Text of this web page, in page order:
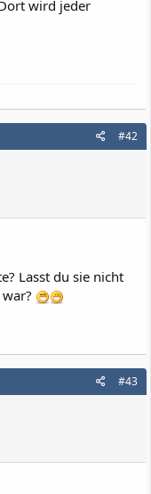
wird jeder
#42
Lasst du sie nicht
#43